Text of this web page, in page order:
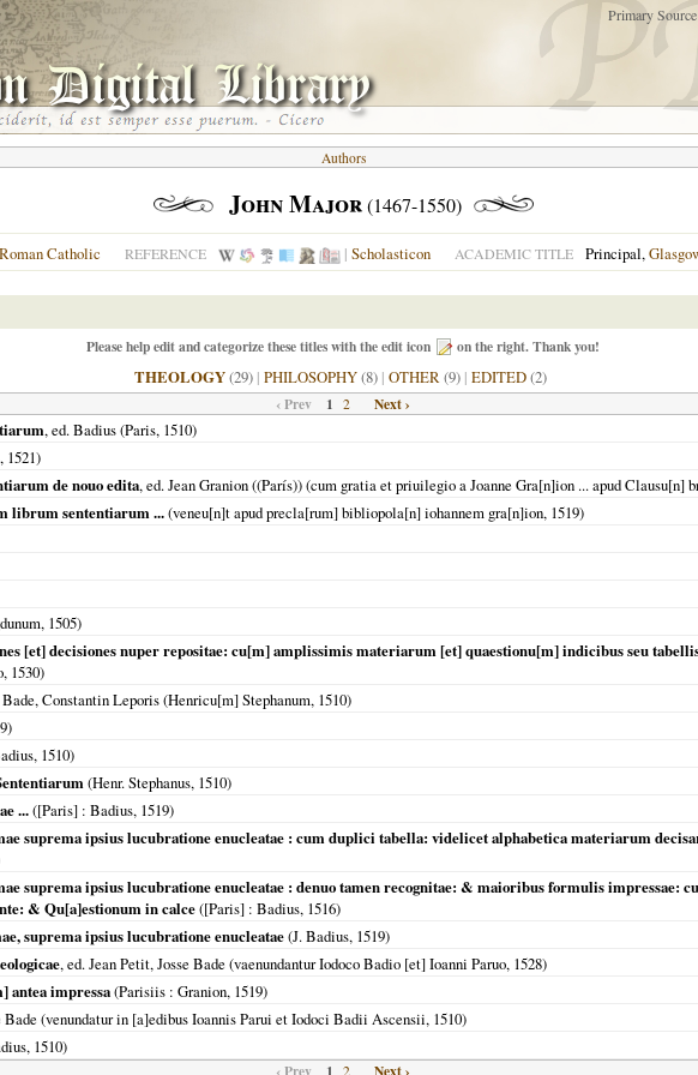
Primary
Authors
John Major(1467-1550)
Roman Catholic REFERENCE | Scholasticon ACADEMIC TITLE Principal,
Please help edit and categorize these titles with the edit icon on the right. Thank you!
THEOLOGY(29)| PHILOSOPHY(8)| OTHER(9)| EDITED(2)
‹ Prev 1 2 Next ›
, ed. Badius (Paris, 1510)
, 1521)
de nouo edita, ed. Jean Granion ((París)) (cum gratia et priuilegio a Joanne Gra[n]ion ... apud Clausu[n]
librum sententiarum ...(veneu[n]t apud precla[rum] bibliopola[n] iohannem gra[n]ion, 1519)
, 1505)
[et] decisiones nuper repositae: cu[m] amplissimis materiarum [et] quaestionu[m] indicibus seu
1530)
Bade, Constantin Leporis (Henricu[m] Stephanum, 1510)
)
1510)
(Henr. Stephanus, 1510)
...([Paris] : Badius, 1519)
suprema ipsius lucubratione enucleatae : cum duplici tabella: videlicet alphabetica materiarum
suprema ipsius lucubratione enucleatae : denuo tamen recognitae: & maioribus formulis impressae:
& Qu[a]estionum in calce([Paris] : Badius, 1516)
suprema ipsius lucubratione enucleatae(J. Badius, 1519)
, ed. Jean Petit, Josse Bade (vaenundantur Iodoco Badio [et] Ioanni Paruo, 1528)
antea impressa(Parisiis : Granion, 1519)
Bade (venundatur in [a]edibus Ioannis Parui et Iodoci Badii Ascensii, 1510)
1510)
‹ Prev 1 2 Next ›